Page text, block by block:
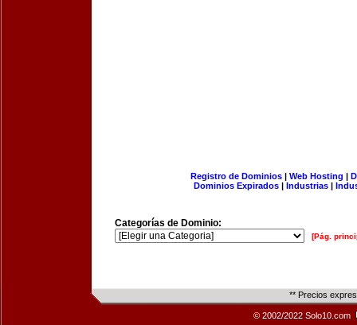
Registro de Dominios| Web Hosting |
Dominios Expirados | Industrias |
Categorías de Dominio:
[Pág.
** Precios
© 2002/2022 Solo10.com